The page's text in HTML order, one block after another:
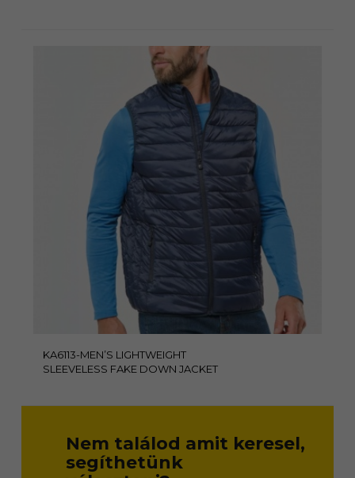
KA6113-MEN’S LIGHTWEIGHT
SLEEVELESS FAKE DOWN JACKET
Nem találod amit keresel,
segíthetünk